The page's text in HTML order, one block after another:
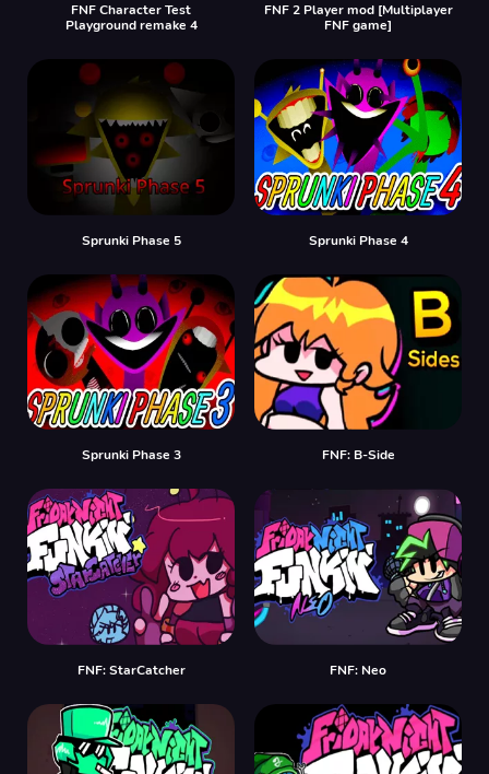
FNF Character Test
Playground remake 4
FNF 2 Player mod [Multiplayer
FNF game]
Sprunki Phase 5 Sprunki Phase 4
Sprunki Phase 3 FNF: B-Side
FNF: StarCatcher FNF: Neo